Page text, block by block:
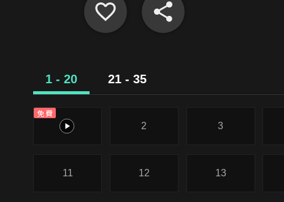
1 - 20 21 - 35
免費
1
2 3
11 12 13